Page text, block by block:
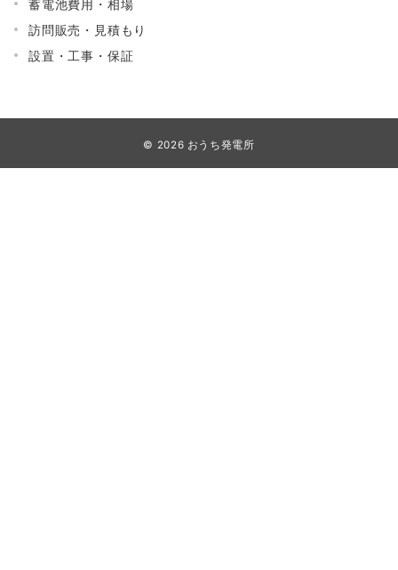
蓄電池費用・相場
訪問販売・見積もり
設置・工事・保証
© 2026 おうち発電所